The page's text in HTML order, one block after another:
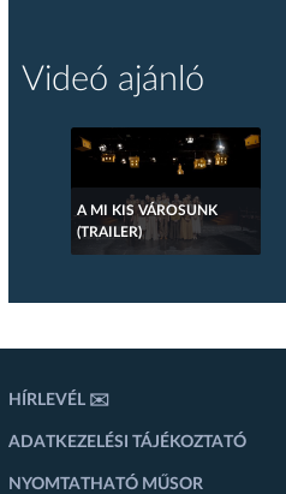
Videó ajánló
A MI KIS VÁROSUNK
(TRAILER)
HÍRLEVÉL ✉️
ADATKEZELÉSI TÁJÉKOZTATÓ
NYOMTATHATÓ MŰSOR